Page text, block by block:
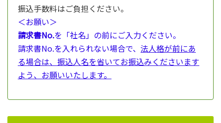
振込手数料はご負担ください。
＜お願い＞
請求書No.を「社名」の前にご入力ください。
請求書No.を入れられない場合で、 法人格が前にあ
る場合は、振込人名を省いてお振込みくださいます
よう、お願いいたします。